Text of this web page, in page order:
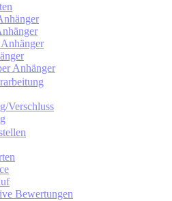
Anhänger
Verschluss
Bewertungen